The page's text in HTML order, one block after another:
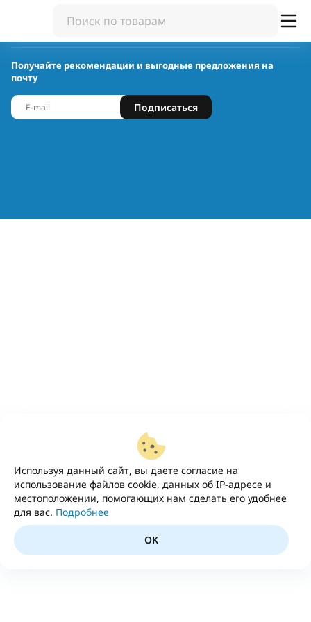
Используя данный сайт, вы даете согласие на
использование файлов cookie, данных об IP-адресе и
местоположении, помогающих нам сделать его удобнее
для вас. Подробнее
OK
Получайте рекомендации и выгодные предложения на
почту
Подписаться